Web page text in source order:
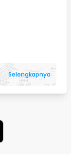
Selengkapnya